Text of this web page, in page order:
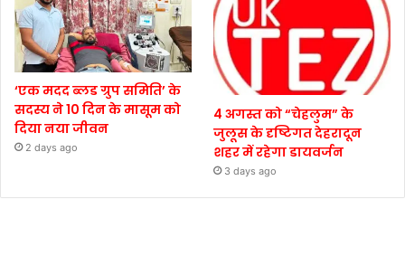
‘एक मदद ब्लड ग्रुप समिति’ के
सदस्य ने 10 दिन के मासूम को
दिया नया जीवन
2 days ago
4 अगस्त को “चेहलुम” के
जुलूस के दृष्टिगत देहरादून
शहर में रहेगा डायवर्जन
3 days ago